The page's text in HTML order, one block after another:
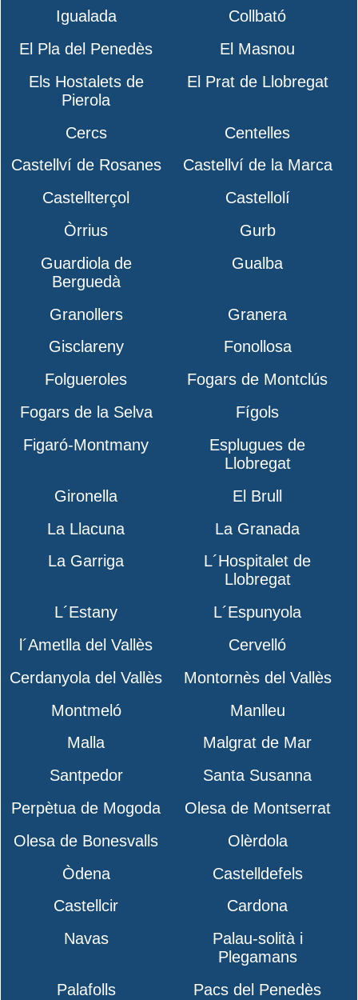
Igualada
Collbató
El Pla del Penedès
El Masnou
Els Hostalets de
Pierola
El Prat de Llobregat
Cercs
Centelles
Castellví de Rosanes
Castellví de la Marca
Castellterçol
Castellolí
Òrrius
Gurb
Guardiola de
Berguedà
Gualba
Granollers
Granera
Gisclareny
Fonollosa
Folgueroles
Fogars de Montclús
Fogars de la Selva
Fígols
Figaró-Montmany
Esplugues de
Llobregat
Gironella
El Brull
La Llacuna
La Granada
La Garriga
L´Hospitalet de
Llobregat
L´Estany
L´Espunyola
l´Ametlla del Vallès
Cervelló
Cerdanyola del Vallès
Montornès del Vallès
Montmeló
Manlleu
Malla
Malgrat de Mar
Santpedor
Santa Susanna
Perpètua de Mogoda
Olesa de Montserrat
Olesa de Bonesvalls
Olèrdola
Òdena
Castelldefels
Castellcir
Cardona
Navas
Palau-solità i
Plegamans
Palafolls
Pacs del Penedès